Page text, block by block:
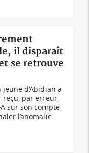
il disparaît
se retrouve
jeune d’Abidjan a
reçu, par erreur,
sur son compte
l’anomalie